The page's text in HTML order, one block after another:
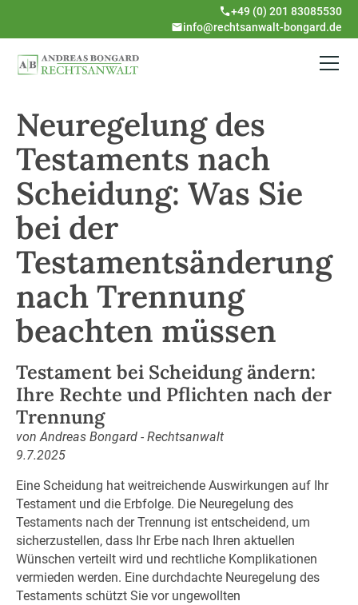
+49 (0) 201 83085530
info@rechtsanwalt-bongard.de
Neuregelung des
Testaments nach
Scheidung: Was Sie
bei der
Testamentsänderung
nach Trennung
beachten müssen
Testament bei Scheidung ändern:
Ihre Rechte und Pflichten nach der
Trennung
von Andreas Bongard - Rechtsanwalt
9.7.2025
Eine Scheidung hat weitreichende Auswirkungen auf Ihr
Testament und die Erbfolge. Die Neuregelung des
Testaments nach der Trennung ist entscheidend, um
sicherzustellen, dass Ihr Erbe nach Ihren aktuellen
Wünschen verteilt wird und rechtliche Komplikationen
vermieden werden. Eine durchdachte Neuregelung des
Testaments schützt Sie vor ungewollten